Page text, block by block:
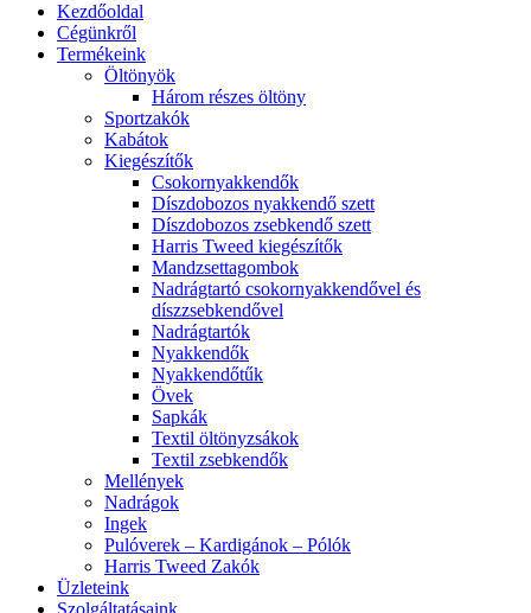
Kezdőoldal
Cégünkről
Termékeink
Öltönyök
Három részes öltöny
Sportzakók
Kabátok
Kiegészítők
Csokornyakkendők
Díszdobozos nyakkendő szett
Díszdobozos zsebkendő szett
Harris Tweed kiegészítők
Mandzsettagombok
Nadrágtartó csokornyakkendővel és
díszzsebkendővel
Nadrágtartók
Nyakkendők
Nyakkendőtűk
Övek
Sapkák
Textil öltönyzsákok
Textil zsebkendők
Mellények
Nadrágok
Ingek
Pulóverek – Kardigánok – Pólók
Harris Tweed Zakók
Üzleteink